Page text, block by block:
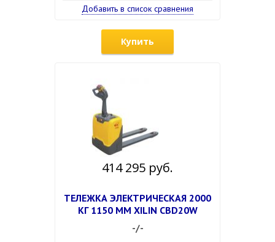
Добавить в список сравнения
Купить
414 295 руб.
ТЕЛЕЖКА ЭЛЕКТРИЧЕСКАЯ 2000
КГ 1150 ММ XILIN CBD20W
-/-